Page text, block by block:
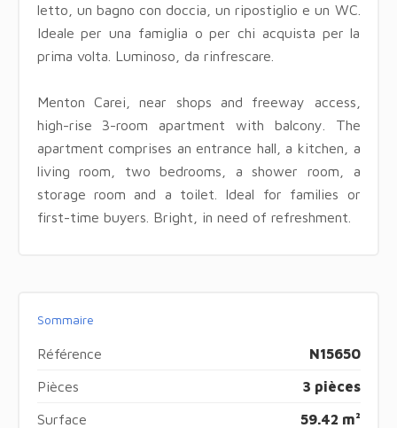
letto, un bagno con doccia, un ripostiglio e un WC.
Ideale per una famiglia o per chi acquista per la
prima volta. Luminoso, da rinfrescare.
Menton Carei, near shops and freeway access,
high-rise 3-room apartment with balcony. The
apartment comprises an entrance hall, a kitchen, a
living room, two bedrooms, a shower room, a
storage room and a toilet. Ideal for families or
first-time buyers. Bright, in need of refreshment.
Sommaire
Référence N15650
Pièces 3 pièces
Surface 59.42 m²